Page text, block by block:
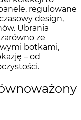
regulowane
design,
Ubrania
ze
botkami,
– od